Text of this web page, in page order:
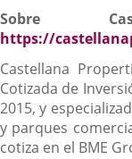
Sobre
https://
Castellana
Cotizada de
2015, y
y parques
cotiza en el BME